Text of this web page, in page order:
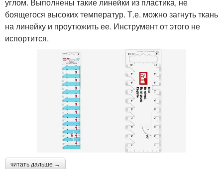
углом. Выполнены такие линейки из пластика, не
боящегося высоких температур. Т.е. можно загнуть ткань
на линейку и проутюжить ее. Инструмент от этого не
испортится.
читать дальше →